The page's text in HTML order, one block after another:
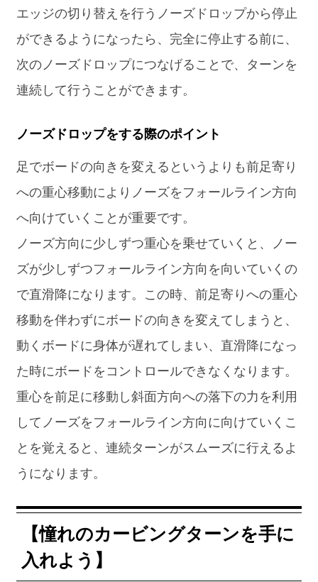
エッジの切り替えを行うノーズドロップから停止
ができるようになったら、完全に停止する前に、
次のノーズドロップにつなげることで、ターンを
連続して行うことができます。
ノーズドロップをする際のポイント
足でボードの向きを変えるというよりも前足寄り
への重心移動によりノーズをフォールライン方向
へ向けていくことが重要です。
ノーズ方向に少しずつ重心を乗せていくと、ノー
ズが少しずつフォールライン方向を向いていくの
で直滑降になります。この時、前足寄りへの重心
移動を伴わずにボードの向きを変えてしまうと、
動くボードに身体が遅れてしまい、直滑降になっ
た時にボードをコントロールできなくなります。
重心を前足に移動し斜面方向への落下の力を利用
してノーズをフォールライン方向に向けていくこ
とを覚えると、連続ターンがスムーズに行えるよ
うになります。
【憧れのカービングターンを手に
入れよう】